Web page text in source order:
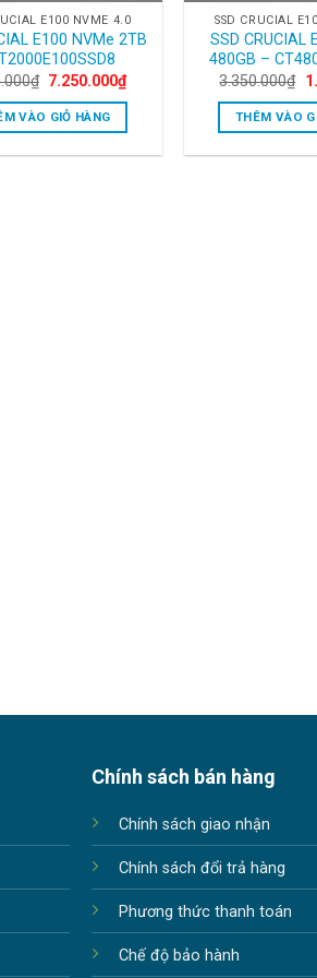
E100 NVME 4.0
E100 NVMe 2TB
₫ Original
was:
8.950.000₫.
7.250.000₫Current
price
VÀO GIỎ HÀNG
SSD CRUCIAL
SSD CRUCIAL
480GB –
3.350.000₫
THÊM VÀO
Chính sách bán hàng
Chính sách giao nhận
Chính sách đổi trả hàng
Phương thức thanh toán
Chế độ bảo hành